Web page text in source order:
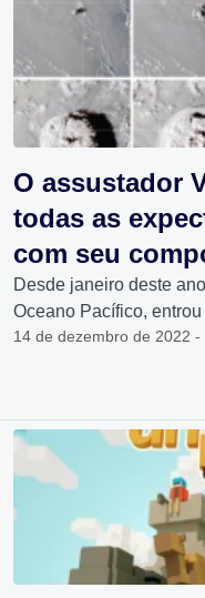
O assustador
todas as
com seu
Desde janeiro deste
Oceano Pacífico,
14 de dezembro de 2022